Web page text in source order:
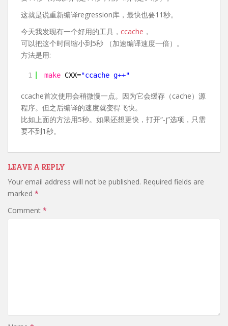
这就是说重新编译regression库，最快也要11秒。
今天我发现有一个好用的工具， ccache ，
可以把这个时间缩小到5秒 （加速编译速度一倍）。
方法是用:
1 make CXX="ccache g++"
ccache首次使用会稍微慢一点。因为它会缓存（cache）源
程序。但之后编译的速度就变得飞快。
比如上面的方法用5秒。如果还想更快，打开“-j”选项，只需
要不到1秒。
LEAVE A REPLY
Your email address will not be published. Required fields are
marked *
Comment *